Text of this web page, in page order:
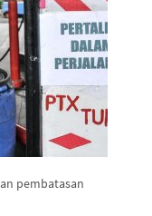
pembatasan